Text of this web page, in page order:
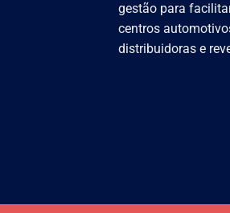
gestão para
centros
distribuidoras e